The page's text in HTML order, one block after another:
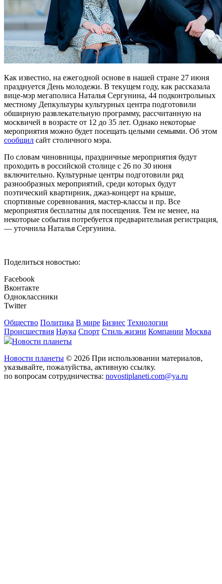
Как известно, на ежегодной основе в нашей стране 27 июня
празднуется День молодежи. В текущем году, как рассказала
вице-мэр мегаполиса Наталья Сергунина, 44 подконтрольных
местному Депкультуры культурных центра подготовили
обширную развлекательную программу, рассчитанную на
москвичей в возрасте от 12 до 35 лет. Однако некоторые
мероприятия можно будет посещать целыми семьями. Об этом
сообщил сайт столичного мэра.
По словам чиновницы, праздничные мероприятия будут
проходить в российской столице с 26 по 30 июня
включительно. Культурные центры подготовили ряд
разнообразных мероприятий, среди которых будут
поэтический квартирник, джаз-концерт на крыше,
спортивные соревнования, мастер-классы и пр. Все
мероприятия бесплатны для посещения. Тем не менее, на
некоторые события потребуется предварительная регистрация,
— уточнила Наталья Сергунина.
Поделиться новостью:
Facebook
Вконтакте
Одноклассники
Twitter
Общество Политика В мире Бизнес Технологии
Происшествия Наука Спорт Стиль жизни Компании Москва
Новости планеты
Новости планеты © 2026 При использовании материалов,
указывайте, пожалуйства, активную ссылку.
по вопросам сотрудничества: novostiplaneti.com@ya.ru